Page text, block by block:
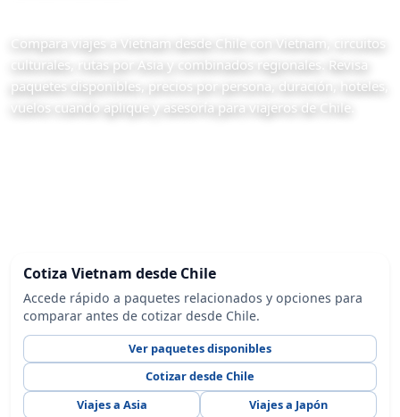
Compara viajes a Vietnam desde Chile con Vietnam, circuitos
culturales, rutas por Asia y combinados regionales. Revisa
paquetes disponibles, precios por persona, duración, hoteles,
vuelos cuando aplique y asesoría para viajeros de Chile.
Cotiza Vietnam desde Chile
Accede rápido a paquetes relacionados y opciones para
comparar antes de cotizar desde Chile.
Ver paquetes disponibles
Cotizar desde Chile
Viajes a Asia
Viajes a Japón